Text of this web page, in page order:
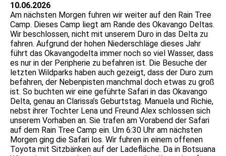
10.06.2026
Am nächsten Morgen fuhren wir weiter auf den Rain Tree
Camp. Dieses Camp liegt am Rande des Okavango Deltas.
Wir beschlossen, nicht mit unserem Duro in das Delta zu
fahren. Aufgrund der hohen Niederschläge dieses Jahr
führt das Okavangodelta immer noch so viel Wasser, dass
es nur in der Peripherie zu befahren ist. Die Besuche der
letzten Wildparks haben auch gezeigt, dass der Duro zum
befahren, der Nebenpisten manchmal doch etwas zu groß
ist. So buchten wir eine geführte Safari in das Okavango
Delta, genau an Clarissa’s Geburtstag. Manuela und Richie,
nebst ihrer Tochter Lena und Freund Alex schlossen sich
unserem Vorhaben an. Sie trafen am Vorabend der Safari
auf dem Rain Tree Camp ein. Um 6:30 Uhr am nächsten
Morgen ging die Safari los. Wir fuhren in einem offenen
Toyota mit Sitzbänken auf der Ladefläche. Da in Botsuana